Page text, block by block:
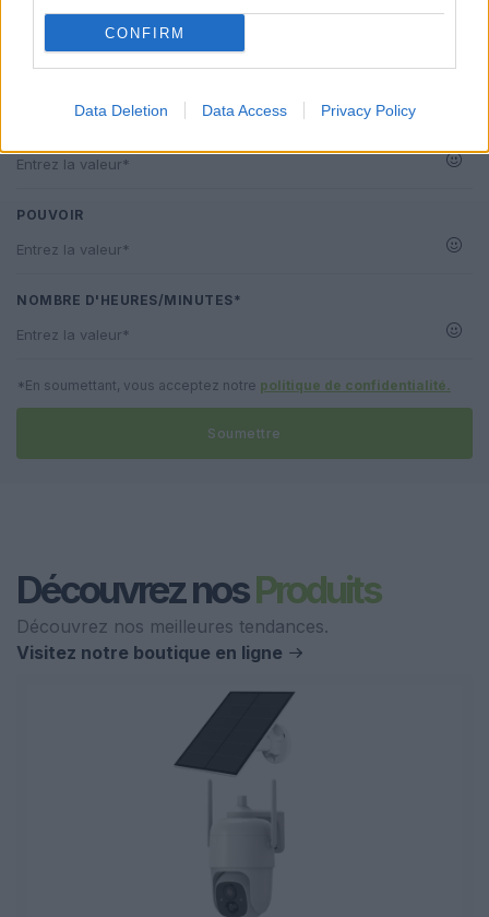
CONFIRM
Data Deletion Data Access Privacy Policy
POUVOIR
NOMBRE D'HEURES/MINUTES*
*En soumettant, vous acceptez notre politique de confidentialité.
Soumettre
Découvrez nosProduits
Découvrez nos meilleures tendances.
Visitez notre boutique en ligne